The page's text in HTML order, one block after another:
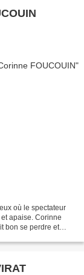
où le spectateur
apaise. Corinne
bon se perdre et